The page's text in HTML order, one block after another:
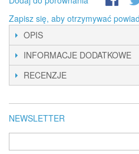
Zapisz się, aby otrzymywać
OPIS
INFORMACJE DODATKOWE
RECENZJE
NEWSLETTER